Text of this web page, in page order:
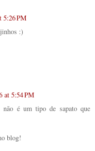
5:26 PM
:)
at 5:54 PM
não é um tipo de sapato que
blog!